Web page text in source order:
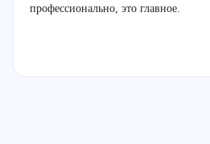
профессионально, это главное.